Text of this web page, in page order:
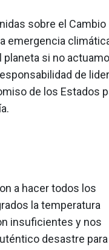
sobre el Cambio
emergencia
si no
de
de los Estados
a hacer todos los
la temperatura
insuficientes y nos
desastre para